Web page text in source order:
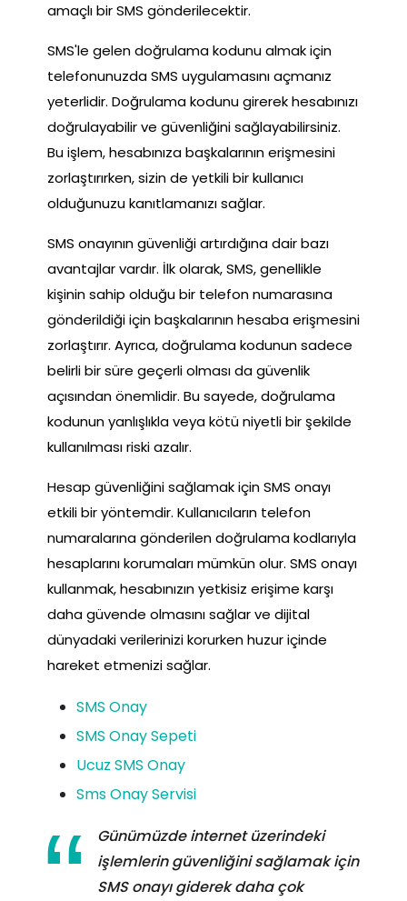
amaçlı bir SMS gönderilecektir.
SMS'le gelen doğrulama kodunu almak için
telefonunuzda SMS uygulamasını açmanız
yeterlidir. Doğrulama kodunu girerek hesabınızı
doğrulayabilir ve güvenliğini sağlayabilirsiniz.
Bu işlem, hesabınıza başkalarının erişmesini
zorlaştırırken, sizin de yetkili bir kullanıcı
olduğunuzu kanıtlamanızı sağlar.
SMS onayının güvenliği artırdığına dair bazı
avantajlar vardır. İlk olarak, SMS, genellikle
kişinin sahip olduğu bir telefon numarasına
gönderildiği için başkalarının hesaba erişmesini
zorlaştırır. Ayrıca, doğrulama kodunun sadece
belirli bir süre geçerli olması da güvenlik
açısından önemlidir. Bu sayede, doğrulama
kodunun yanlışlıkla veya kötü niyetli bir şekilde
kullanılması riski azalır.
Hesap güvenliğini sağlamak için SMS onayı
etkili bir yöntemdir. Kullanıcıların telefon
numaralarına gönderilen doğrulama kodlarıyla
hesaplarını korumaları mümkün olur. SMS onayı
kullanmak, hesabınızın yetkisiz erişime karşı
daha güvende olmasını sağlar ve dijital
dünyadaki verilerinizi korurken huzur içinde
hareket etmenizi sağlar.
SMS Onay
SMS Onay Sepeti
Ucuz SMS Onay
Sms Onay Servisi
Günümüzde internet üzerindeki
işlemlerin güvenliğini sağlamak için
SMS onayı giderek daha çok